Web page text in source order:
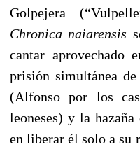
Golpejera
Chronica naiarensis
cantar aprovechado
prisión simultánea
(Alfonso por los
leoneses) y la
en liberar él solo a su